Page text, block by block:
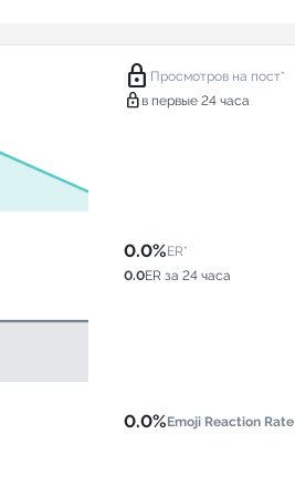
lock Просмотров на пост*
lock в первые 24 часа
0.0%ER*
0.0ER за 24 часа
0.0%Emoji Reaction Rate